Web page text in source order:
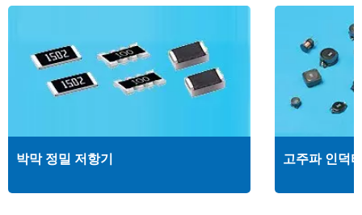
박막 정밀 저항기 고주파 인덕